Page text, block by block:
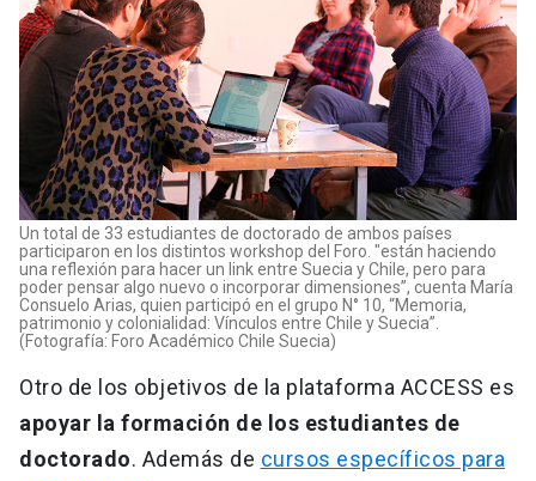
Un total de 33 estudiantes de doctorado de ambos países
participaron en los distintos workshop del Foro. "están haciendo
una reflexión para hacer un link entre Suecia y Chile, pero para
poder pensar algo nuevo o incorporar dimensiones”, cuenta María
Consuelo Arias, quien participó en el grupo N° 10, “Memoria,
patrimonio y colonialidad: Vínculos entre Chile y Suecia”.
(Fotografía: Foro Académico Chile Suecia)
Otro de los objetivos de la plataforma ACCESS es
apoyar la formación de los estudiantes de
doctorado. Además de cursos específicos para